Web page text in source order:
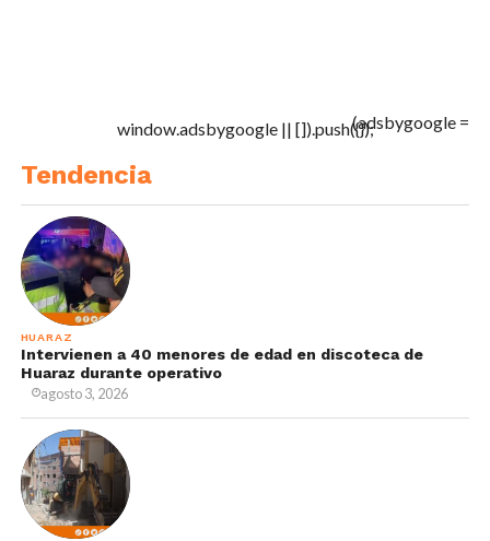
(adsbygoogle =
window.adsbygoogle || []).push({});
Tendencia
HUARAZ
Intervienen a 40 menores de edad en discoteca de
Huaraz durante operativo
agosto 3, 2026